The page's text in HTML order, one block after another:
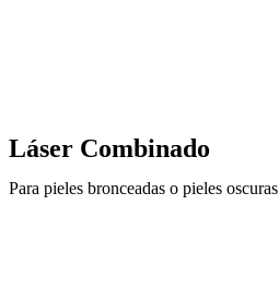
Láser Combinado
Para pieles bronceadas o pieles oscuras